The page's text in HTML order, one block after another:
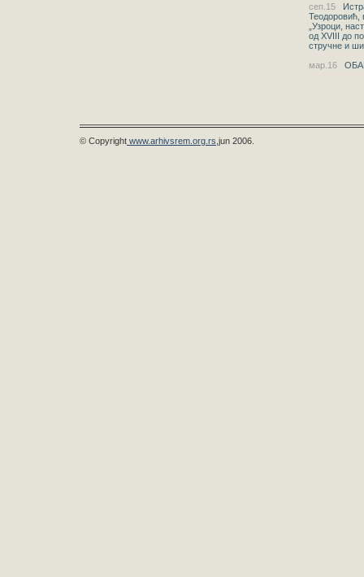
сеп.15
Теодоровић,
„Узроци,
од XVIII до
стручне и
мар.16
© Copyright www.arhivsrem.org.rs ,jun 2006.